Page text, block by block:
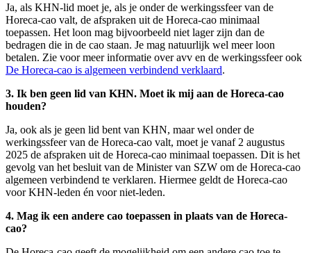
Ja, als KHN-lid moet je, als je onder de werkingssfeer van de
Horeca-cao valt, de afspraken uit de Horeca-cao minimaal
toepassen. Het loon mag bijvoorbeeld niet lager zijn dan de
bedragen die in de cao staan. Je mag natuurlijk wel meer loon
betalen. Zie voor meer informatie over avv en de werkingssfeer ook
De Horeca-cao is algemeen verbindend verklaard.
3. Ik ben geen lid van KHN. Moet ik mij aan de Horeca-cao
houden?
Ja, ook als je geen lid bent van KHN, maar wel onder de
werkingssfeer van de Horeca-cao valt, moet je vanaf 2 augustus
2025 de afspraken uit de Horeca-cao minimaal toepassen. Dit is het
gevolg van het besluit van de Minister van SZW om de Horeca-cao
algemeen verbindend te verklaren. Hiermee geldt de Horeca-cao
voor KHN-leden én voor niet-leden.
4. Mag ik een andere cao toepassen in plaats van de Horeca-
cao?